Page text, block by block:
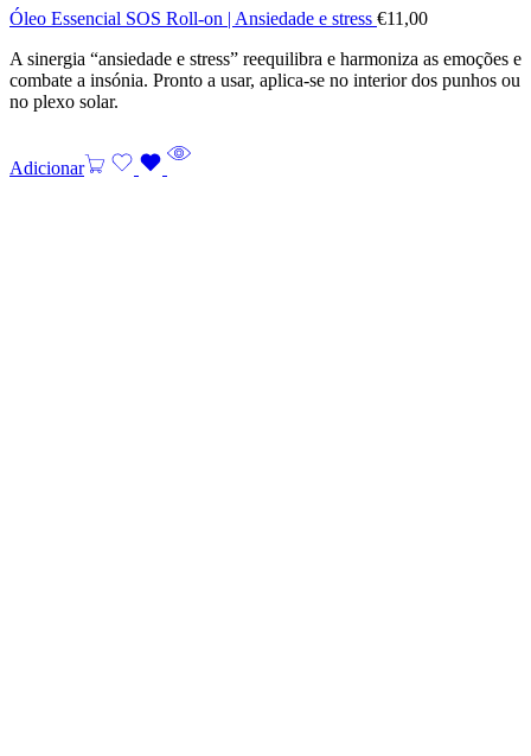
Óleo Essencial SOS Roll-on | Ansiedade e stress €11,00
A sinergia “ansiedade e stress” reequilibra e harmoniza as emoções e
combate a insónia. Pronto a usar, aplica-se no interior dos punhos ou
no plexo solar.
Adicionar